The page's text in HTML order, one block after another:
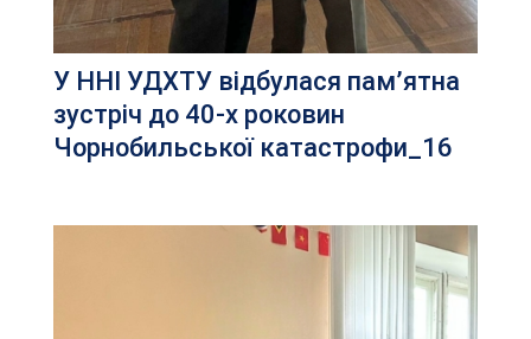
У ННІ УДХТУ відбулася пам’ятна
зустріч до 40-х роковин
Чорнобильської катастрофи_16